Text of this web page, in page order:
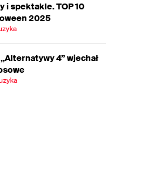
i spektakle. TOP 10
2025
4” wjechał